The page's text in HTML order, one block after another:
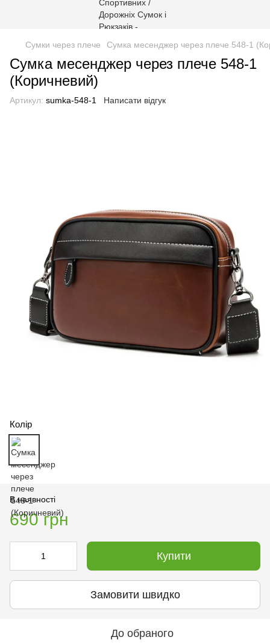
Сумки через плече Сумка месенджер через плече 548-1
Сумка месенджер через плече 548-1
(Коричневий)
Артикул: sumka-548-1 Написати відгук
Колір
В наявності
690 грн
Купити
Замовити швидко
До обраного